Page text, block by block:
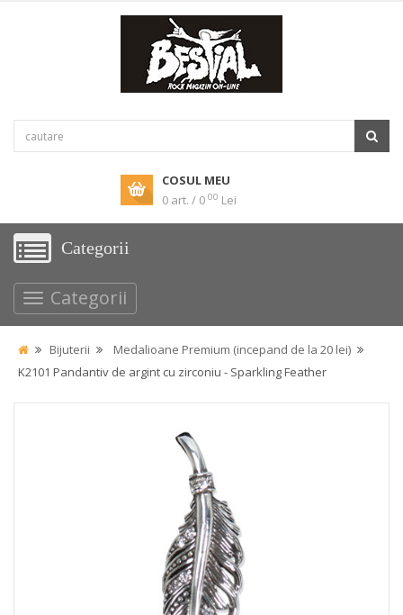
COSUL MEU
0 art. / 0 00 Lei
Categorii
Categorii
Bijuterii
Medalioane Premium (incepand de la 20 lei)
K2101 Pandantiv de argint cu zirconiu - Sparkling Feather